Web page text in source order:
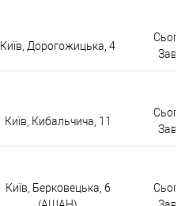
Київ, Дорогожицька, 4
Київ, Кибальчича, 11
Київ, Берковецька, 6